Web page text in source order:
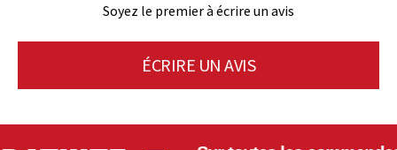
Soyez le premier à écrire un avis
ÉCRIRE UN AVIS